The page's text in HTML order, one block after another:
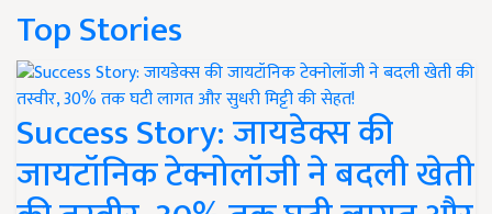
Top Stories
Success Story: जायडेक्स की
जायटॉनिक टेक्नोलॉजी ने बदली खेती